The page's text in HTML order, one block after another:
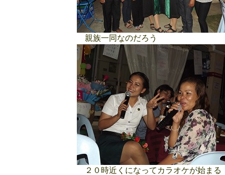
親族一同なのだろう
２０時近くになってカラオケが始まる